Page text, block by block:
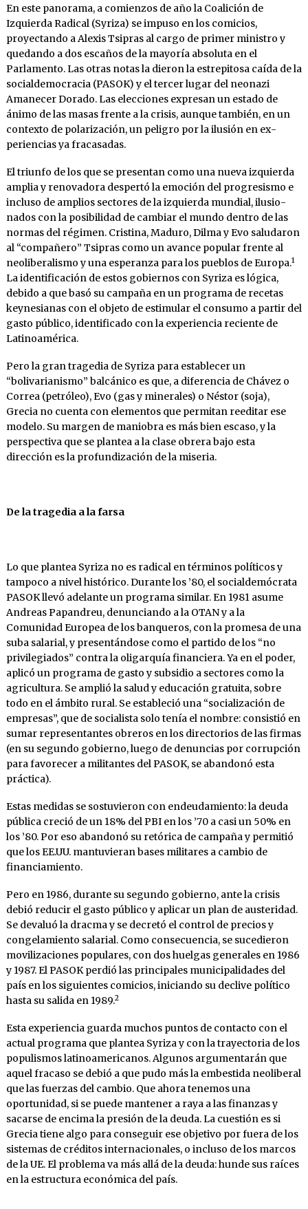
En este panorama, a comienzos de año la Coa­lición de
Izquierda Radical (Syriza) se impuso en los comicios,
proyectando a Alexis Tsipras al cargo de primer ministro y
quedando a dos es­caños de la mayoría absoluta en el
Parlamento. Las otras notas la dieron la estrepitosa caída de la
socialdemocracia (PASOK) y el tercer lugar del neonazi
Amanecer Dorado. Las elecciones expresan un estado de
ánimo de las masas fren­te a la crisis, aunque también, en un
contexto de polarización, un peligro por la ilusión en ex­
periencias ya fracasadas.
El triunfo de los que se presentan como una nueva izquierda
amplia y renovadora despertó la emoción del progresismo e
incluso de am­plios sectores de la izquierda mundial, ilusio­
nados con la posibilidad de cambiar el mun­do dentro de las
normas del régimen. Cristina, Maduro, Dilma y Evo saludaron
al “compañe­ro” Tsipras como un avance popular frente al
neoliberalismo y una esperanza para los pue­blos de Europa.1
La identificación de estos go­biernos con Syriza es lógica,
debido a que basó su campaña en un programa de recetas
keyne­sianas con el objeto de estimular el consumo a partir del
gasto público, identificado con la ex­periencia reciente de
Latinoamérica.
Pero la gran tragedia de Syriza para establecer un
“bolivarianismo” balcánico es que, a dife­rencia de Chávez o
Correa (petróleo), Evo (gas y minerales) o Néstor (soja),
Grecia no cuenta con elementos que permitan reeditar ese
mo­delo. Su margen de maniobra es más bien es­caso, y la
perspectiva que se plantea a la clase obrera bajo esta
dirección es la profundización de la miseria.
De la tragedia a la farsa
Lo que plantea Syriza no es radical en térmi­nos políticos y
tampoco a nivel histórico. Du­rante los ’80, el socialdemócrata
PASOK llevó adelante un programa similar. En 1981 asume
Andreas Papandreu, denunciando a la OTAN y a la
Comunidad Europea de los banqueros, con la promesa de una
suba salarial, y presen­tándose como el partido de los “no
privilegia­dos” contra la oligarquía financiera. Ya en el poder,
aplicó un programa de gasto y subsidio a sectores como la
agricultura. Se amplió la sa­lud y educación gratuita, sobre
todo en el ám­bito rural. Se estableció una “socialización de
empresas”, que de socialista solo tenía el nom­bre: consistió en
sumar representantes obreros en los directorios de las firmas
(en su segun­do gobierno, luego de denuncias por corrup­ción
para favorecer a militantes del PASOK, se abandonó esta
práctica).
Estas medidas se sostuvieron con endeuda­miento: la deuda
pública creció de un 18% del PBI en los ’70 a casi un 50% en
los ’80. Por eso abandonó su retórica de campaña y permitió
que los EE.UU. mantuvieran bases militares a cambio de
financiamiento.
Pero en 1986, durante su segundo gobier­no, ante la crisis
debió reducir el gasto públi­co y aplicar un plan de austeridad.
Se devaluó la dracma y se decretó el control de precios y
congelamiento salarial. Como consecuencia, se sucedieron
movilizaciones populares, con dos huelgas generales en 1986
y 1987. El PASOK perdió las principales municipalidades del
país en los siguientes comicios, iniciando su declive político
hasta su salida en 1989.2
Esta experiencia guarda muchos puntos de contacto con el
actual programa que plantea Syriza y con la trayectoria de los
populismos latinoamericanos. Algunos argumentarán que
aquel fracaso se debió a que pudo más la em­bestida neoliberal
que las fuerzas del cambio. Que ahora tenemos una
oportunidad, si se puede mantener a raya a las finanzas y
sacarse de encima la presión de la deuda. La cuestión es si
Grecia tiene algo para conseguir ese obje­tivo por fuera de los
sistemas de créditos inter­nacionales, o incluso de los marcos
de la UE. El problema va más allá de la deuda: hunde sus raíces
en la estructura económica del país.